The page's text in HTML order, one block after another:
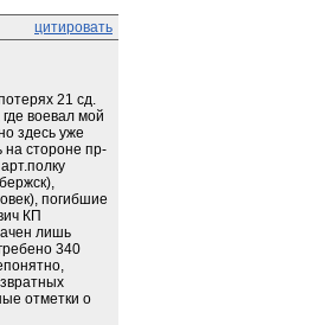
цитировать
21 сд.
воевал мой
здесь уже
на стороне пр-
погибшие
КП
лишь
340
отметки о